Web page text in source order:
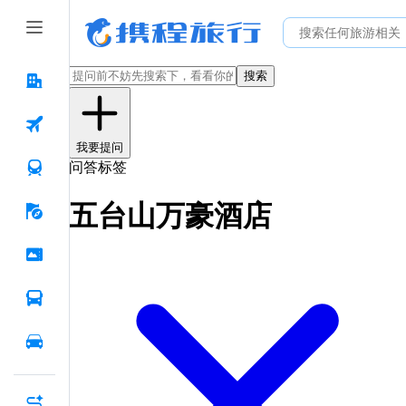
搜索
我要提问
问答标签
五台山万豪酒店